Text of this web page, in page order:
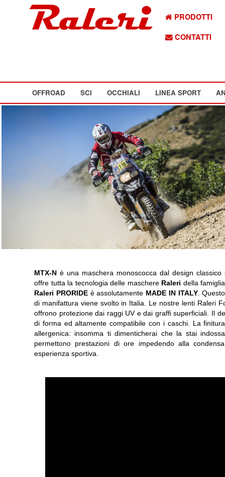
PRODOTTI
CONTATTI
OFFROAD SCI OCCHIALI LINEA SPORT
MTX-N è una maschera monoscocca dal design
offre tutta la tecnologia delle maschere Raleri della
Raleri PRORIDEè assolutamente MADE IN ITALY.
di manifattura viene svolto in Italia. Le nostre lenti Raleri
offrono protezione dai raggi UV e dai graffi superficiali. Il
di forma ed altamente compatibile con i caschi. La
allergenica: insomma ti dimenticherai che la stai
permettono prestazioni di ore impedendo alla
esperienza sportiva.